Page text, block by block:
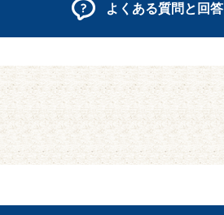
よくある質問と回答